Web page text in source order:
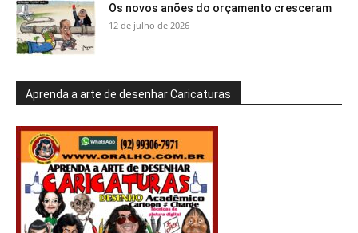
Os novos anões do orçamento cresceram
12 de julho de 2026
Aprenda a arte de desenhar Caricaturas